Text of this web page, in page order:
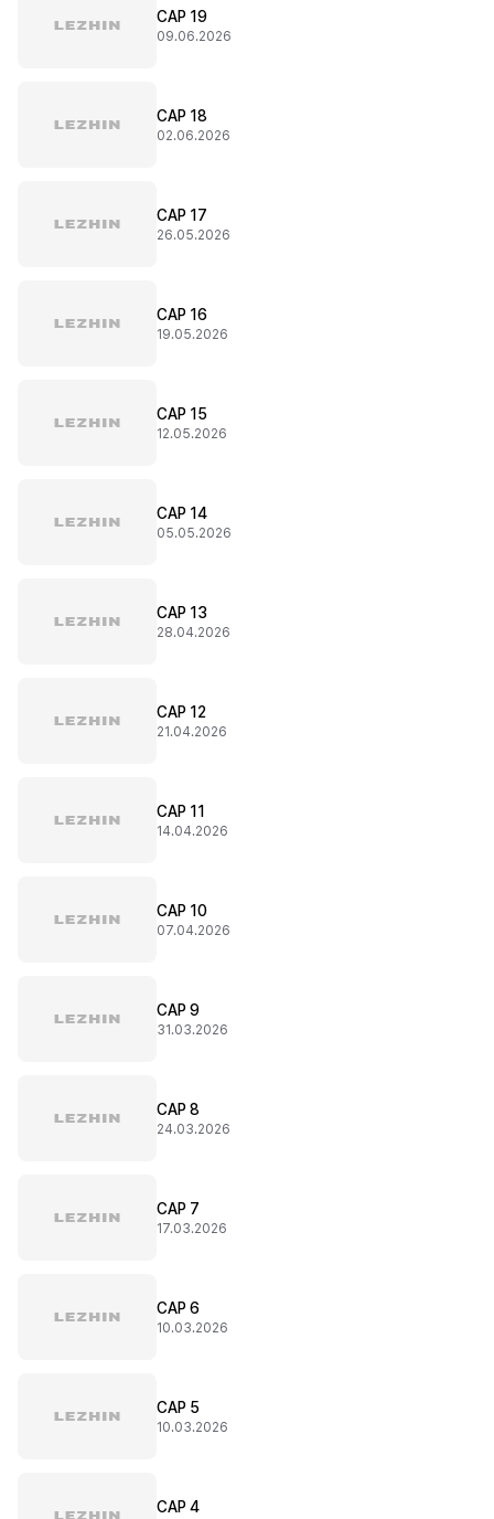
CAP 19
09.06.2026
CAP 18
02.06.2026
CAP 17
26.05.2026
CAP 16
19.05.2026
CAP 15
12.05.2026
CAP 14
05.05.2026
CAP 13
28.04.2026
CAP 12
21.04.2026
CAP 11
14.04.2026
CAP 10
07.04.2026
CAP 9
31.03.2026
CAP 8
24.03.2026
CAP 7
17.03.2026
CAP 6
10.03.2026
CAP 5
10.03.2026
CAP 4